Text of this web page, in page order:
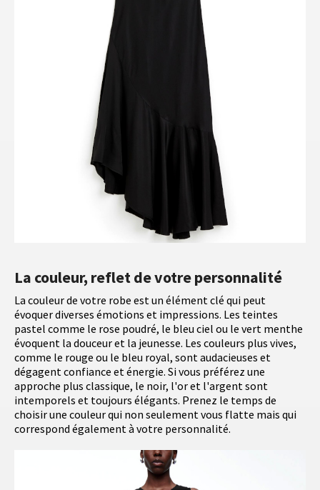
La couleur, reflet de votre personnalité
La couleur de votre robe est un élément clé qui peut
évoquer diverses émotions et impressions. Les teintes
pastel comme le rose poudré, le bleu ciel ou le vert menthe
évoquent la douceur et la jeunesse. Les couleurs plus vives,
comme le rouge ou le bleu royal, sont audacieuses et
dégagent confiance et énergie. Si vous préférez une
approche plus classique, le noir, l'or et l'argent sont
intemporels et toujours élégants. Prenez le temps de
choisir une couleur qui non seulement vous flatte mais qui
correspond également à votre personnalité.